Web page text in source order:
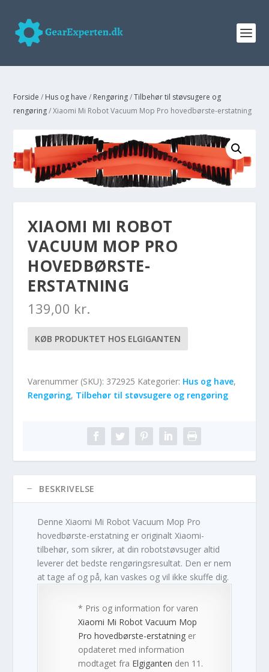
Forside / Hus og have / Rengøring/Tilbehør til støvsugere og
rengøring/ Xiaomi Mi Robot Vacuum Mop Pro hovedbørste-erstatning
XIAOMI MI ROBOT
VACUUM MOP PRO
HOVEDBØRSTE-
ERSTATNING
139,00 kr.
KØB PRODUKTET HOS ELGIGANTEN
Varenummer (SKU): 372925 Kategorier: Hus og have,
Rengøring, Tilbehør til støvsugere og rengøring
BESKRIVELSE
Denne Xiaomi Mi Robot Vacuum Mop Pro
hovedbørste-erstatning er originalt Xiaomi-
tilbehør, som sikrer, at din robotstøvsuger altid
leverer det bedste rengøringsresultat. Den er nem
at tage af og på, kan vaskes og vil ikke skuffe dig.
* Pris og information for varen
Xiaomi Mi Robot Vacuum Mop
Pro hovedbørste-erstatning er
opdateret med information
modtaget fra Elgiganten den 11.